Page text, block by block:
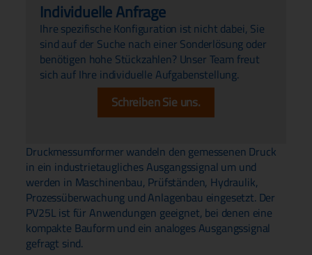
Individuelle Anfrage
Ihre spezifische Konfiguration ist nicht dabei, Sie
sind auf der Suche nach einer Sonderlösung oder
benötigen hohe Stückzahlen? Unser Team freut
sich auf Ihre individuelle Aufgabenstellung.
Schreiben Sie uns.
Druckmessumformer wandeln den gemessenen Druck
in ein industrietaugliches Ausgangssignal um und
werden in Maschinenbau, Prüfständen, Hydraulik,
Prozessüberwachung und Anlagenbau eingesetzt. Der
PV25L ist für Anwendungen geeignet, bei denen eine
kompakte Bauform und ein analoges Ausgangssignal
gefragt sind.